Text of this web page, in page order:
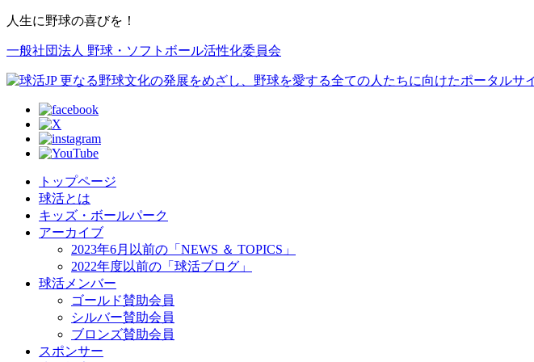
人生に野球の喜びを！
一般社団法人 野球・ソフトボール活性化委員会
トップページ
球活とは
キッズ・ボールパーク
アーカイブ
2023年6月以前の「NEWS ＆ TOPICS」
2022年度以前の「球活ブログ」
球活メンバー
ゴールド賛助会員
シルバー賛助会員
ブロンズ賛助会員
スポンサー